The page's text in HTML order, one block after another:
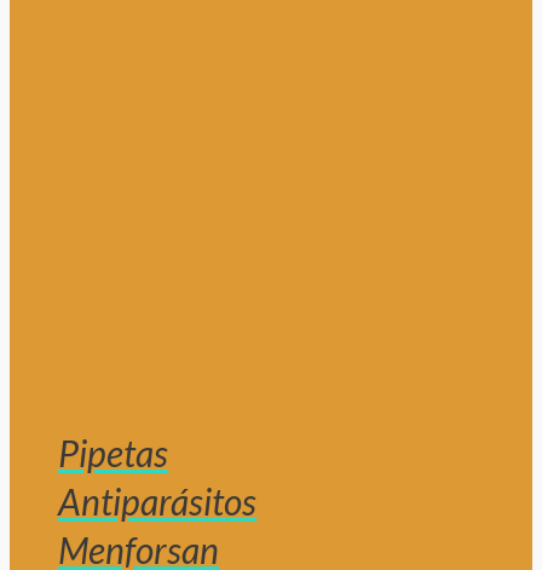
Pipetas
Antiparásitos
Menforsan